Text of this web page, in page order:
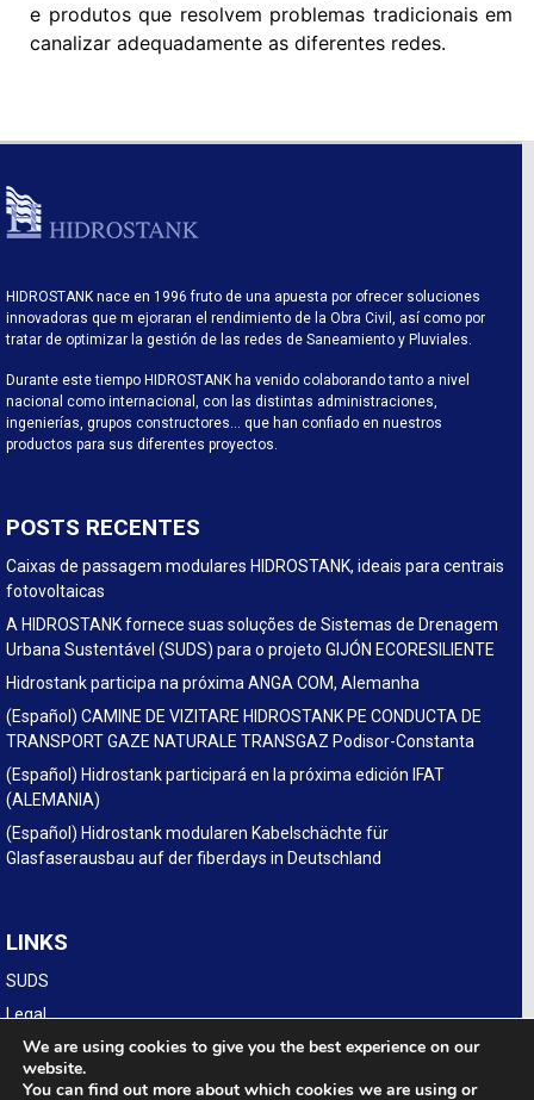
e produtos que resolvem problemas tradicionais em
canalizar adequadamente as diferentes redes.
HIDROSTANK nace en 1996 fruto de una apuesta por ofrecer soluciones
innovadoras que m ejoraran el rendimiento de la Obra Civil, así como por
tratar de optimizar la gestión de las redes de Saneamiento y Pluviales.
Durante este tiempo HIDROSTANK ha venido colaborando tanto a nivel
nacional como internacional, con las distintas administraciones,
ingenierías, grupos constructores… que han confiado en nuestros
productos para sus diferentes proyectos.
POSTS RECENTES
Caixas de passagem modulares HIDROSTANK, ideais para centrais
fotovoltaicas
A HIDROSTANK fornece suas soluções de Sistemas de Drenagem
Urbana Sustentável (SUDS) para o projeto GIJÓN ECORESILIENTE
Hidrostank participa na próxima ANGA COM, Alemanha
(Español) CAMINE DE VIZITARE HIDROSTANK PE CONDUCTA DE
TRANSPORT GAZE NATURALE TRANSGAZ Podisor-Constanta
(Español) Hidrostank participará en la próxima edición IFAT
(ALEMANIA)
(Español) Hidrostank modularen Kabelschächte für
Glasfaserausbau auf der fiberdays in Deutschland
LINKS
SUDS
Legal
We are using cookies to give you the best experience on our
website.
You can find out more about which cookies we are using or